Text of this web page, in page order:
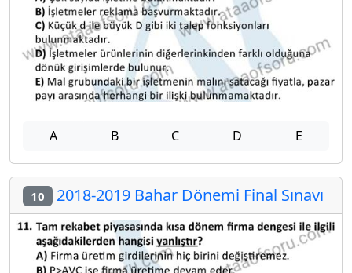
A B C D E
10 2018-2019 Bahar Dönemi Final Sınavı